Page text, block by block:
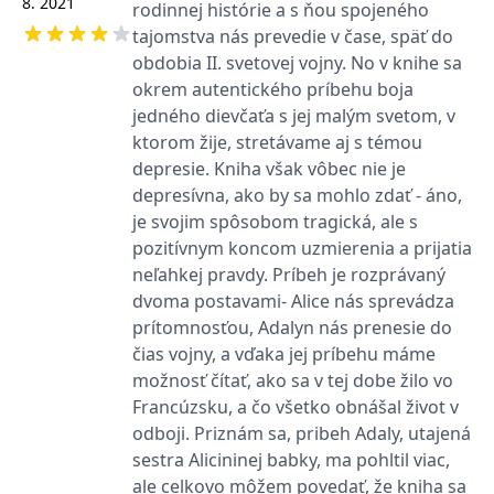
rodinnej histórie a s ňou spojeného
tajomstva nás prevedie v čase, späť do
obdobia II. svetovej vojny. No v knihe sa
okrem autentického príbehu boja
jedného dievčaťa s jej malým svetom, v
ktorom žije, stretávame aj s témou
depresie. Kniha však vôbec nie je
depresívna, ako by sa mohlo zdať - áno,
je svojim spôsobom tragická, ale s
pozitívnym koncom uzmierenia a prijatia
neľahkej pravdy. Príbeh je rozprávaný
dvoma postavami- Alice nás sprevádza
prítomnosťou, Adalyn nás prenesie do
čias vojny, a vďaka jej príbehu máme
možnosť čítať, ako sa v tej dobe žilo vo
Francúzsku, a čo všetko obnášal život v
odboji. Priznám sa, pribeh Adaly, utajená
sestra Alicininej babky, ma pohltil viac,
ale celkovo môžem povedať, že kniha sa
www.grada.cz
zachovává
stav relace
návštěvníka
napříč
požadavky na
stránku.
Provider /
Doména
Vyprší Popis
.grada.cz
1
měsíc
Tento soubor cookie
nastavuje Google
Analytics. Ukládá a
aktualizuje jedinečnou
hodnotu pro každou
navštívenou stránku a
slouží k počítání a
sledování zobrazení
stránek.
Google LLC
.grada.cz
1 rok
1
měsíc
Tento název souboru
cookie je spojen s Google
Universal Analytics - což
je významná aktualizace
běžněji používané
analytické služby Google.
Tento soubor cookie se
Provider /
Doména
Popis
www.clarity.ms 1 rok
Tento soubor cookie je
obvykle nastaven
společností Dstillery, aby
umožnil sdílení
mediálního obsahu na
sociálních médiích. Může
také shromažďovat
informace o
návštěvnících webových
stránek, když používají
sociální média ke sdílení
obsahu webových
stránek z navštívené
stránky.
Provider /
Doména
Vyprší Popis
www.grada.cz
Nastaveno Kentico
CMS. Uloží název
aktuálního
vizuálního motivu
pro zajištění
správného vzhledu
dialogových oken.
CMSPreferredCulture
Kentiko
Software LLC
www.grada.cz
1 rok
Nastaveno Kentico
CMS k identifikaci
jazyka stránky,
ukládá kombinaci
kódů jazyků a zemí
Provider /
Doména
Vyprší
.grada.cz 1 rok
Luigisbox???
.grada.cz
1 rok
dg.incomaker.com
1 rok 1
měsíc
p##5ab4aa50-94d3-4afb-
9668-9ccd17850001
dg.incomaker.com
1 rok 1
měsíc
receive-cookie-deprecation
.doubleclick.net
6 měsíců
.capig.stape.cloud
3 měsíce
_hjSession_3630783
.grada.cz
30 minut